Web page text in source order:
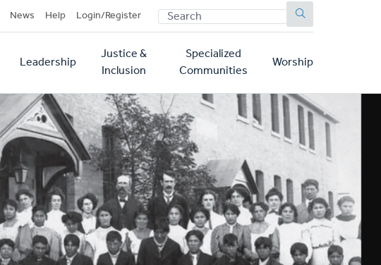
News Help Login/Register SEARCH
Leadership
Justice &
Inclusion
Specialized
Communities
Worship